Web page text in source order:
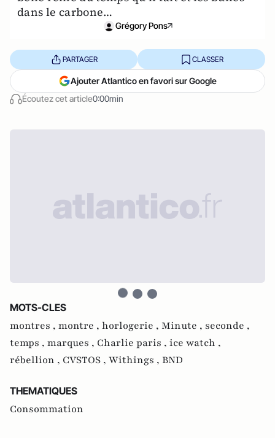
dans le carbone…
Grégory Pons
Écoutez cet article0:00min
PARTAGER CLASSER
Ajouter Atlantico en favori sur Google
MOTS-CLES
montres , montre , horlogerie , Minute , seconde ,
temps , marques , Charlie paris , ice watch ,
rébellion , CVSTOS , Withings , BND
THEMATIQUES
Consommation